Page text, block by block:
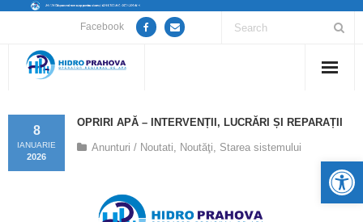
Facebook
Despre noi
OPRIRI APĂ – INTERVENȚII, LUCRĂRI ȘI REPARAȚII
8
IANUARIE
2026
Anunturi / Noutati, Noutăţi, Starea sistemului